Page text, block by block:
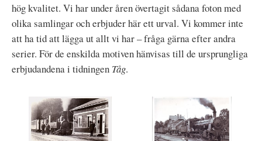
hög kvalitet. Vi har under åren övertagit sådana foton med
olika samlingar och erbjuder här ett urval. Vi kommer inte
att ha tid att lägga ut allt vi har – fråga gärna efter andra
serier. För de enskilda motiven hänvisas till de ursprungliga
erbjudandena i tidningen Tåg.